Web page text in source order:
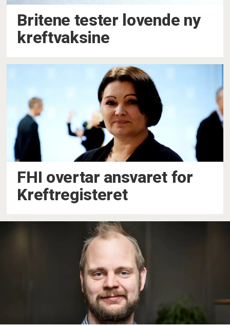
Britene tester lovende ny
kreftvaksine
FHI overtar ansvaret for
Kreftregisteret